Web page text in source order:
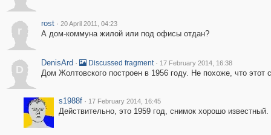
r
rost · 20 April 2011, 04:23
А дом-коммуна жилой или под офисы отдан?
D
DenisArd · Discussed fragment · 17 February 2014, 16:38
Дом Жолтовского построен в 1956 году. Не похоже, что этот
s1988f · 17 February 2014, 16:45
Действительно, это 1959 год, снимок хорошо известный.